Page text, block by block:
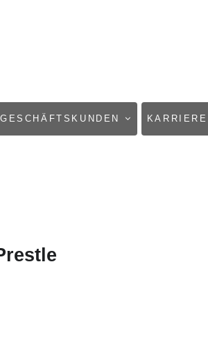
GESCHÄFTSKUNDEN KARRIERE